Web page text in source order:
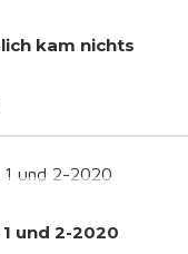
kam nichts
und 2-2020